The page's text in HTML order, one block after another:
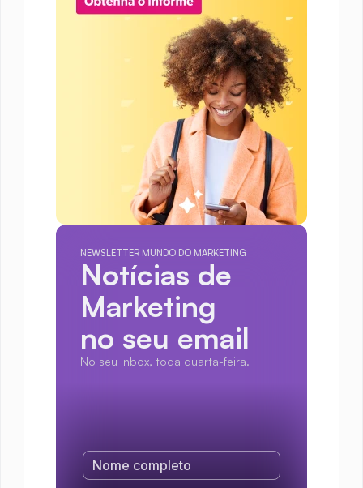
NEWSLETTER MUNDO DO MARKETING
Notícias de
Marketing
no seu email
No seu inbox, toda quarta-feira.